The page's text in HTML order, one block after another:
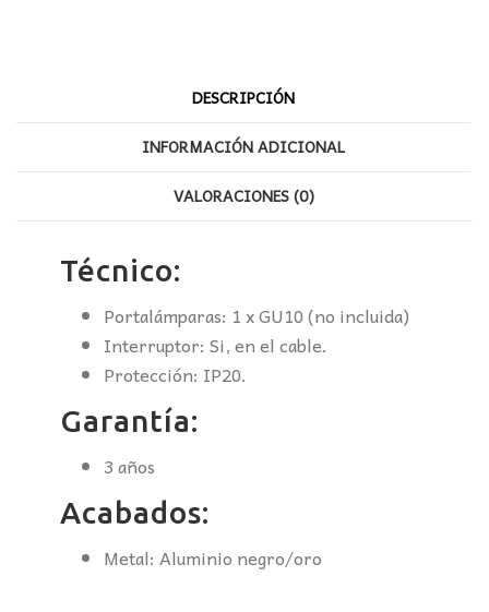
DESCRIPCIÓN
INFORMACIÓN ADICIONAL
VALORACIONES (0)
Técnico:
Portalámparas: 1 x GU10 (no incluida)
Interruptor: Si, en el cable.
Protección: IP20.
Garantía:
3 años
Acabados:
Metal: Aluminio negro/oro